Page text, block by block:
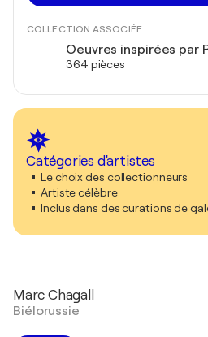
COLLECTION ASSOCIÉE
Oeuvres inspirées par
364 pièces
Catégories d'artistes
Le choix des collectionneurs
Artiste célèbre
Inclus dans des curations de
Marc Chagall
Biélorussie